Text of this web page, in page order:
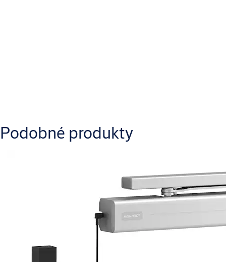
AA_DC120_Installation_Instructions_1.pdf
AA_DC120_Installation_Instructions_2.pdf
Podobné produkty